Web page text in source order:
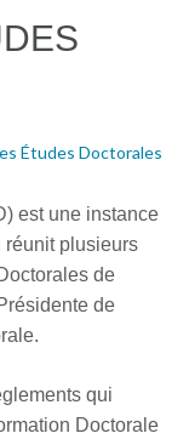
Études Doctorales
est une instance
réunit plusieurs
de
de
qui
Doctorale